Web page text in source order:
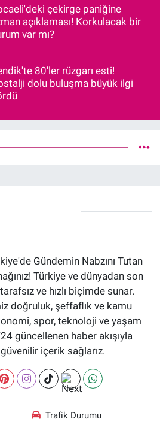
çekirge paniğine
açıklaması! Korkulacak bir
var mı?
80'ler rüzgarı esti!
dolu buluşma büyük ilgi
Gündemin Nabzını Tutan
Türkiye ve dünyadan son
ve hızlı biçimde sunar.
doğruluk, şeffaflık ve kamu
spor, teknoloji ve yaşam
güncellenen haber akışıyla
içerik sağlarız.
Trafik Durumu